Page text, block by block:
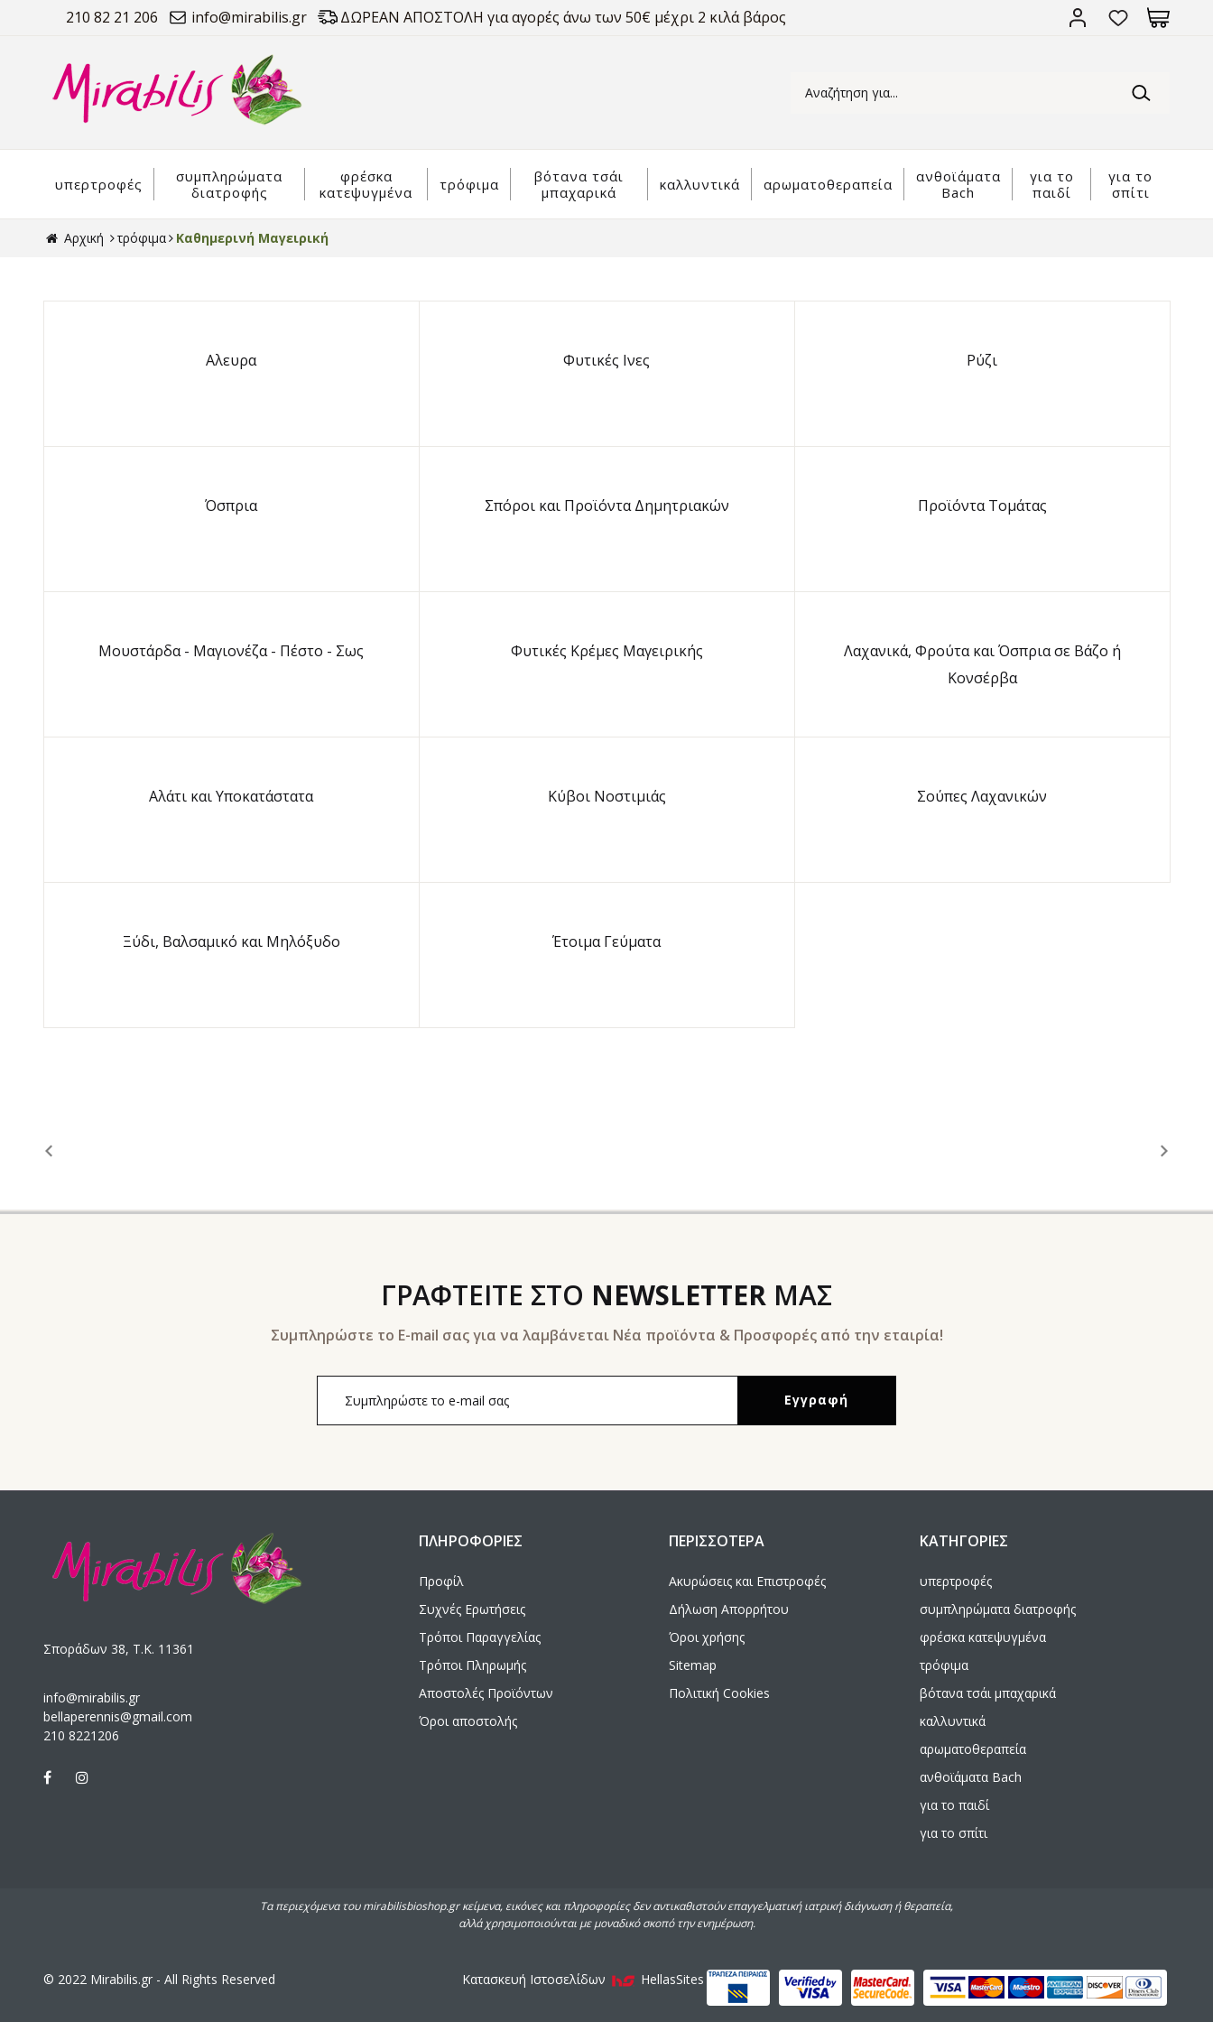
210 82 21 206 info@mirabilis.gr ΔΩΡΕΑΝ ΑΠΟΣΤΟΛΗ για αγορές άνω των 50€ μέχρι 2 κιλά βάρος
υπερτροφές
συμπληρώματα
διατροφής
φρέσκα
κατεψυγμένα
τρόφιμα
βότανα τσάι
μπαχαρικά
καλλυντικά αρωματοθεραπεία
ανθοϊάματα
Bach
για το
παιδί
για το
σπίτι
Αρχική τρόφιμα Καθημερινή Μαγειρική
Αλευρα Φυτικές Ινες Ρύζι
Όσπρια Σπόροι και Προϊόντα Δημητριακών Προϊόντα Τομάτας
Μουστάρδα - Μαγιονέζα - Πέστο - Σως Φυτικές Κρέμες Μαγειρικής
Λαχανικά, Φρούτα και Όσπρια σε Βάζο ή
Κονσέρβα
Αλάτι και Υποκατάστατα Κύβοι Νοστιμιάς Σούπες Λαχανικών
Ξύδι, Βαλσαμικό και Μηλόξυδο Έτοιμα Γεύματα
ΓΡΑΦΤΕΙΤΕ ΣΤΟ NEWSLETTER ΜΑΣ
Συμπληρώστε το E-mail σας για να λαμβάνεται Νέα προϊόντα & Προσφορές από την εταιρία!
Σποράδων 38, Τ.Κ. 11361
info@mirabilis.gr
bellaperennis@gmail.com
210 8221206
ΠΛΗΡΟΦΟΡΙΕΣ
Προφίλ
Συχνές Ερωτήσεις
Τρόποι Παραγγελίας
Τρόποι Πληρωμής
Αποστολές Προϊόντων
Όροι αποστολής
ΠΕΡΙΣΣΟΤΕΡΑ
Ακυρώσεις και Επιστροφές
Δήλωση Απορρήτου
Όροι χρήσης
Sitemap
Πολιτική Cookies
ΚΑΤΗΓΟΡΙΕΣ
υπερτροφές
συμπληρώματα διατροφής
φρέσκα κατεψυγμένα
τρόφιμα
βότανα τσάι μπαχαρικά
καλλυντικά
αρωματοθεραπεία
ανθοϊάματα Bach
για το παιδί
για το σπίτι
Τα περιεχόμενα του mirabilisbioshop.gr κείμενα, εικόνες και πληροφορίες δεν αντικαθιστούν επαγγελματική ιατρική διάγνωση ή θεραπεία,
αλλά χρησιμοποιούνται με μοναδικό σκοπό την ενημέρωση.
© 2022 Mirabilis.gr - All Rights Reserved Κατασκευή Iστοσελίδων HellasSites